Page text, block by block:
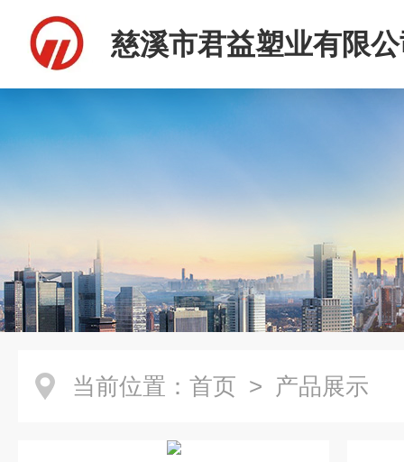
慈溪市君益塑业有限
当前位置： 首页 > 产品展示